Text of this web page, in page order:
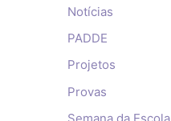
Notícias
PADDE
Projetos
Provas